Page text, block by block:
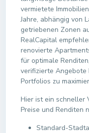
vermietete
Jahre, abhängig von
getriebenen Zonen
RealCapital
renovierte
für optimale
verifizierte Angebote
Portfolios zu
Hier ist ein schneller
Preise und Renditen
Standard-